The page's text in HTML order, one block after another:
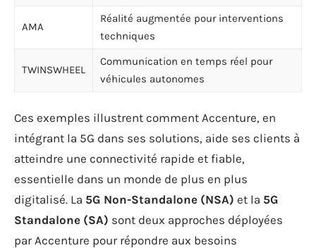
AMA
Réalité augmentée pour interventions
techniques
TWINSWHEEL
Communication en temps réel pour
véhicules autonomes
Ces exemples illustrent comment Accenture, en
intégrant la 5G dans ses solutions, aide ses clients à
atteindre une connectivité rapide et fiable,
essentielle dans un monde de plus en plus
digitalisé. La 5G Non-Standalone (NSA) et la 5G
Standalone (SA) sont deux approches déployées
par Accenture pour répondre aux besoins